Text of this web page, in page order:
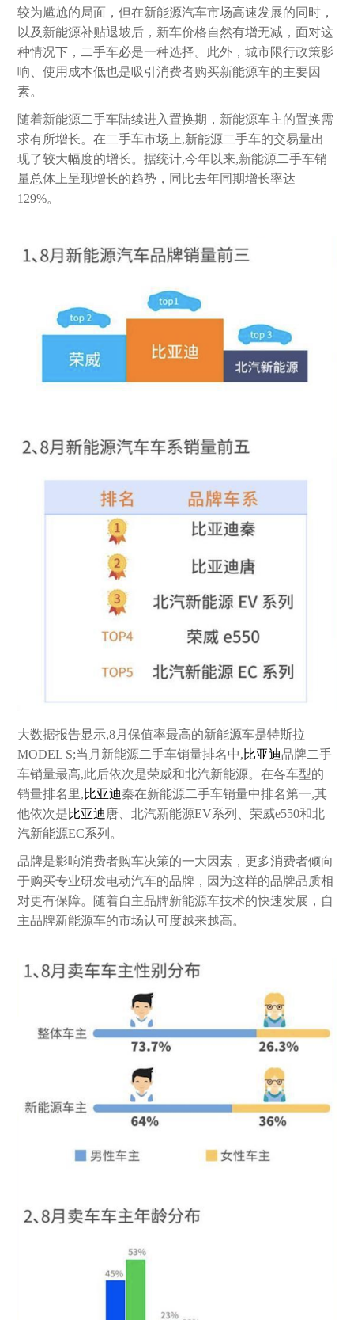
较为尴尬的局面，但在新能源汽车市场高速发展的同时，
以及新能源补贴退坡后，新车价格自然有增无减，面对这
种情况下，二手车必是一种选择。此外，城市限行政策影
响、使用成本低也是吸引消费者购买新能源车的主要因
素。
随着新能源二手车陆续进入置换期，新能源车主的置换需
求有所增长。在二手车市场上,新能源二手车的交易量出
现了较大幅度的增长。据统计,今年以来,新能源二手车销
量总体上呈现增长的趋势，同比去年同期增长率达
129%。
大数据报告显示,8月保值率最高的新能源车是特斯拉
MODEL S;当月新能源二手车销量排名中,比亚迪品牌二手
车销量最高,此后依次是荣威和北汽新能源。在各车型的
销量排名里,比亚迪秦在新能源二手车销量中排名第一,其
他依次是比亚迪 唐、北汽新能源EV系列、荣威e550和北
汽新能源EC系列。
品牌是影响消费者购车决策的一大因素，更多消费者倾向
于购买专业研发电动汽车的品牌，因为这样的品牌品质相
对更有保障。随着自主品牌新能源车技术的快速发展，自
主品牌新能源车的市场认可度越来越高。